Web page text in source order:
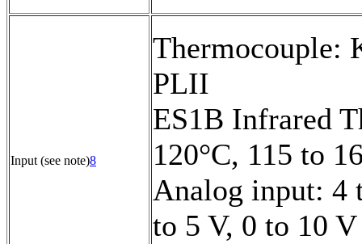
Input (see note)8
Thermocouple:
PLII
ES1B Infrared
120°C, 115 to
Analog input: 4
to 5 V, 0 to 10 V